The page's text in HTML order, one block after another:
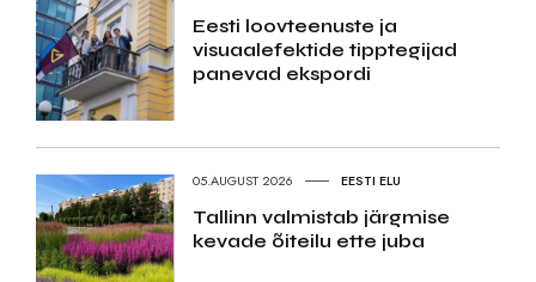
Eesti loovteenuste ja
visuaalefektide tipptegijad
panevad ekspordi
05.AUGUST 2026 EESTI ELU
Tallinn valmistab järgmise
kevade õiteilu ette juba